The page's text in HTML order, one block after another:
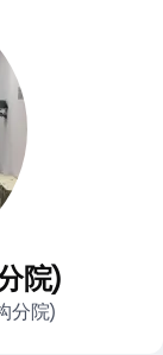
院)
分院)